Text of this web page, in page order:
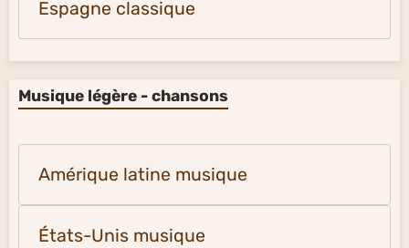
Espagne classique
Musique légère - chansons
Amérique latine musique
États-Unis musique